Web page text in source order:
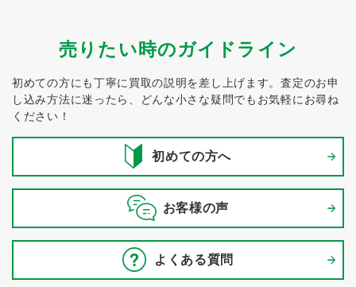
売りたい時のガイドライン
初めての方にも丁寧に買取の説明を差し上げます。査定のお申
し込み方法に迷ったら、どんな小さな疑問でもお気軽にお尋ね
ください！
初めての方へ
お客様の声
よくある質問